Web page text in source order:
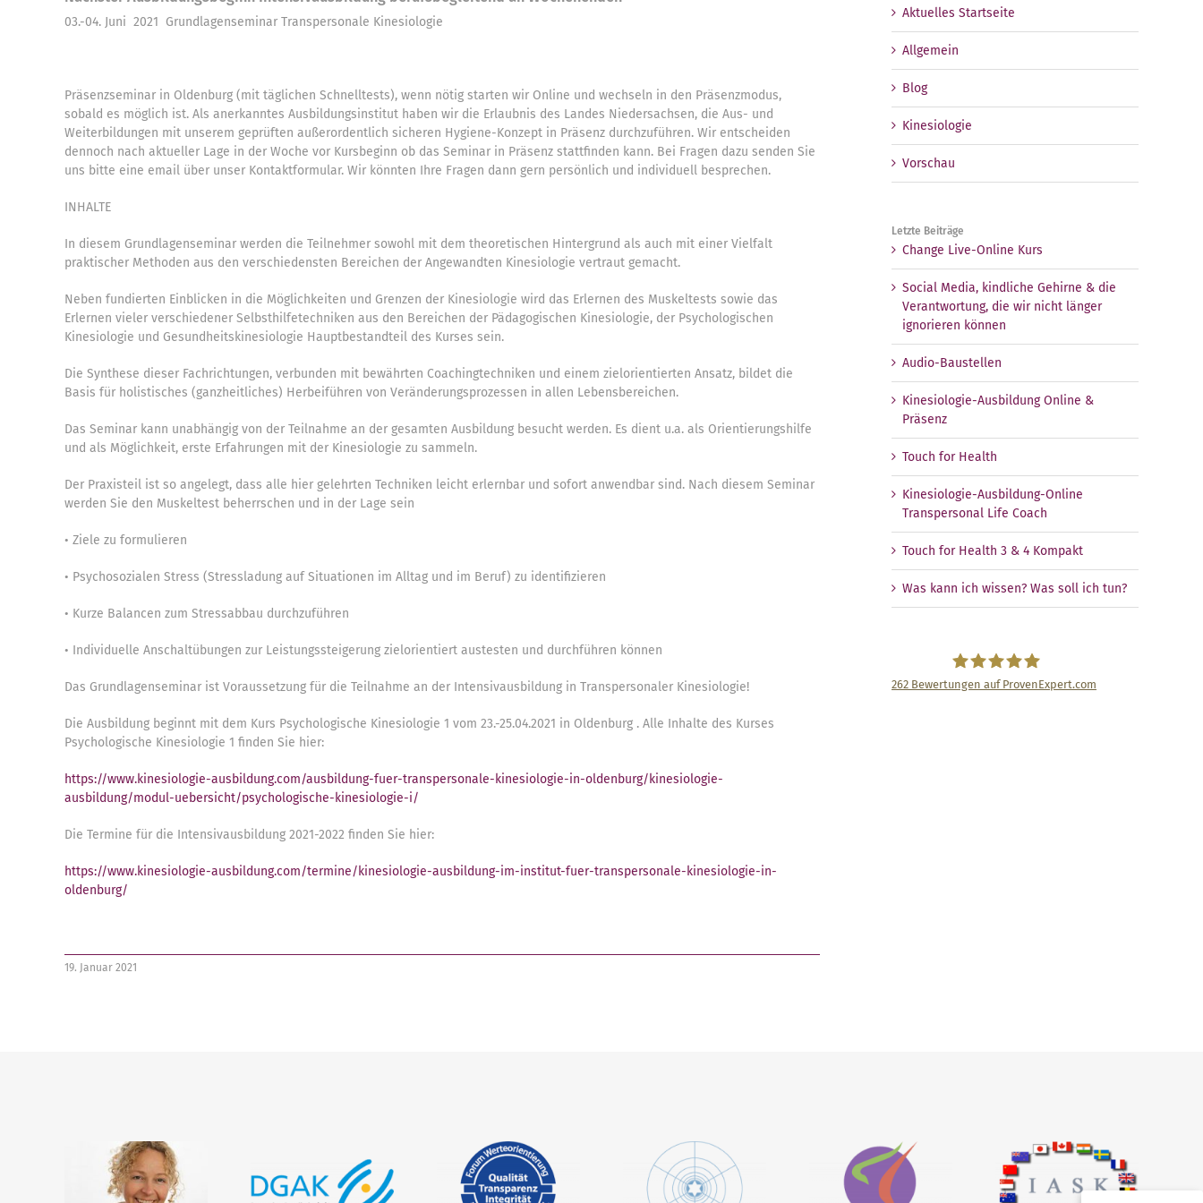
03.-04. Juni 2021 Grundlagenseminar Transpersonale Kinesiologie
Präsenzseminar in Oldenburg (mit täglichen Schnelltests), wenn nötig starten wir Online und wechseln in den Präsenzmodus,
sobald es möglich ist. Als anerkanntes Ausbildungsinstitut haben wir die Erlaubnis des Landes Niedersachsen, die Aus- und
Weiterbildungen mit unserem geprüften außerordentlich sicheren Hygiene-Konzept in Präsenz durchzuführen. Wir entscheiden
dennoch nach aktueller Lage in der Woche vor Kursbeginn ob das Seminar in Präsenz stattfinden kann. Bei Fragen dazu senden Sie
uns bitte eine email über unser Kontaktformular. Wir könnten Ihre Fragen dann gern persönlich und individuell besprechen.
INHALTE
In diesem Grundlagenseminar werden die Teilnehmer sowohl mit dem theoretischen Hintergrund als auch mit einer Vielfalt
praktischer Methoden aus den verschiedensten Bereichen der Angewandten Kinesiologie vertraut gemacht.
Neben fundierten Einblicken in die Möglichkeiten und Grenzen der Kinesiologie wird das Erlernen des Muskeltests sowie das
Erlernen vieler verschiedener Selbsthilfetechniken aus den Bereichen der Pädagogischen Kinesiologie, der Psychologischen
Kinesiologie und Gesundheitskinesiologie Hauptbestandteil des Kurses sein.
Die Synthese dieser Fachrichtungen, verbunden mit bewährten Coachingtechniken und einem zielorientierten Ansatz, bildet die
Basis für holistisches (ganzheitliches) Herbeiführen von Veränderungsprozessen in allen Lebensbereichen.
Das Seminar kann unabhängig von der Teilnahme an der gesamten Ausbildung besucht werden. Es dient u.a. als Orientierungshilfe
und als Möglichkeit, erste Erfahrungen mit der Kinesiologie zu sammeln.
Der Praxisteil ist so angelegt, dass alle hier gelehrten Techniken leicht erlernbar und sofort anwendbar sind. Nach diesem Seminar
werden Sie den Muskeltest beherrschen und in der Lage sein
• Ziele zu formulieren
• Psychosozialen Stress (Stressladung auf Situationen im Alltag und im Beruf) zu identifizieren
• Kurze Balancen zum Stressabbau durchzuführen
• Individuelle Anschaltübungen zur Leistungssteigerung zielorientiert austesten und durchführen können
Das Grundlagenseminar ist Voraussetzung für die Teilnahme an der Intensivausbildung in Transpersonaler Kinesiologie!
Die Ausbildung beginnt mit dem Kurs Psychologische Kinesiologie 1 vom 23.-25.04.2021 in Oldenburg . Alle Inhalte des Kurses
Psychologische Kinesiologie 1 finden Sie hier:
https://www.kinesiologie-ausbildung.com/ausbildung-fuer-transpersonale-kinesiologie-in-oldenburg/kinesiologie-
ausbildung/modul-uebersicht/psychologische-kinesiologie-i/
Die Termine für die Intensivausbildung 2021-2022 finden Sie hier:
https://www.kinesiologie-ausbildung.com/termine/kinesiologie-ausbildung-im-institut-fuer-transpersonale-kinesiologie-in-
oldenburg/
19. Januar 2021
Aktuelles Startseite
Allgemein
Blog
Kinesiologie
Vorschau
Letzte Beiträge
Change Live-Online Kurs
Social Media, kindliche Gehirne & die
Verantwortung, die wir nicht länger
ignorieren können
Audio-Baustellen
Kinesiologie-Ausbildung Online &
Präsenz
Touch for Health
Kinesiologie-Ausbildung-Online
Transpersonal Life Coach
Touch for Health 3 & 4 Kompakt
Was kann ich wissen? Was soll ich tun?
262 Bewertungen auf ProvenExpert.com
260
2